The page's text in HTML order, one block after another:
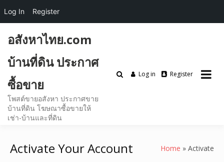
content
อสังหาไทย.com
บ้านที่ดิน ประกาศ
ซื้อขาย
โพสต์ขายอสังหา ประกาศขาย
บ้านที่ดิน โฆษณาซื้อขายให้
เช่า-บ้านและที่ดิน
Log in Register
Activate Your Account Home Activate
Log In Register